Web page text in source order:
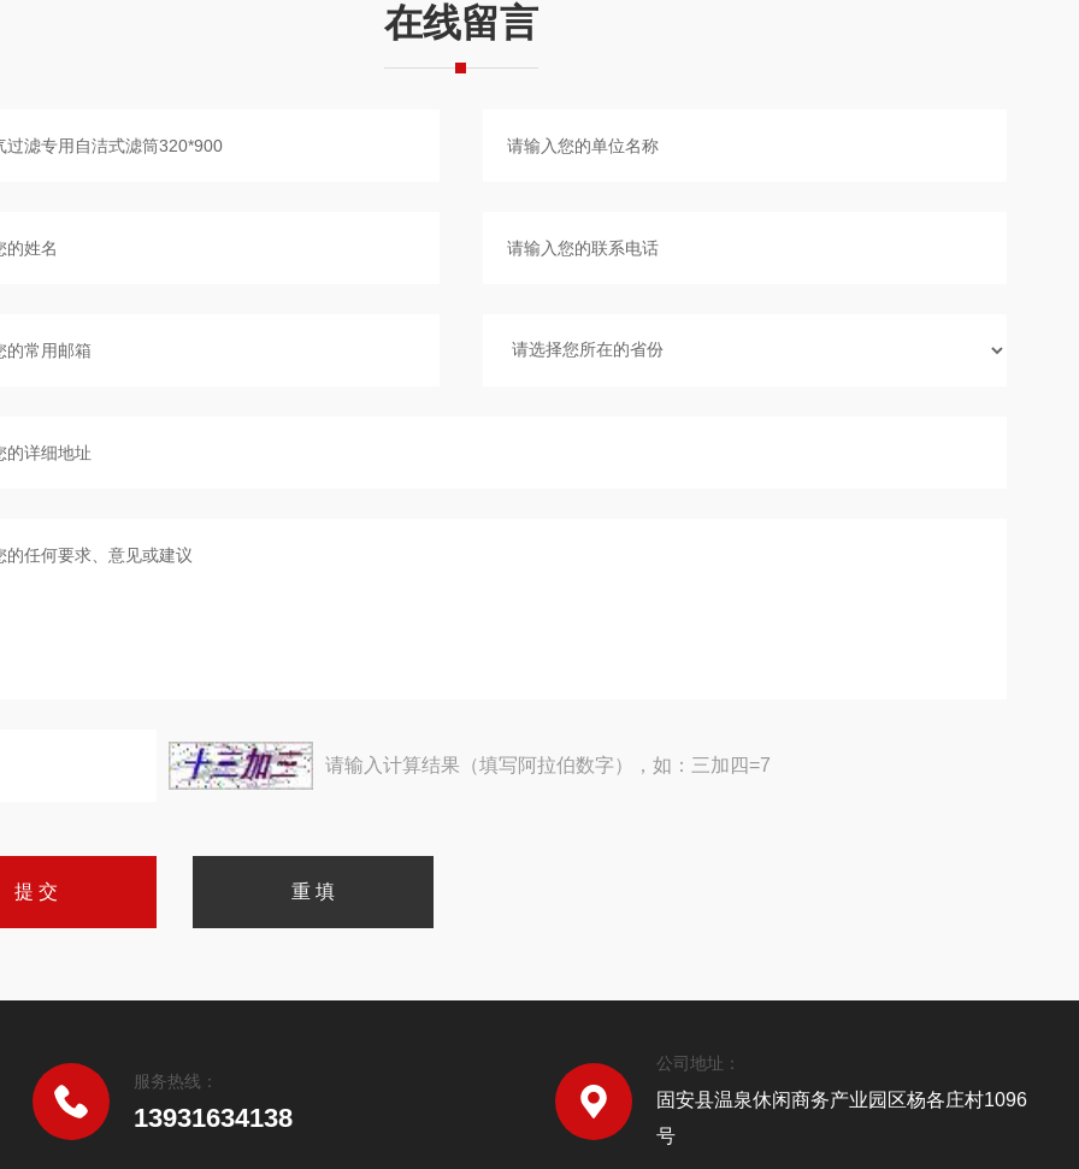
在线留言
请输入计算结果（填写阿拉伯数字），如：三加四=7
服务热线：
13931634138
公司地址：
固安县温泉休闲商务产业园区杨各庄村1096
号